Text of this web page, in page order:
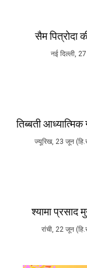
सैम पित्रोदा
नई दिल्ली,
तिब्बती
ज्यूरिख, 23 जून
श्यामा प्रसाद
रांची, 22 जून